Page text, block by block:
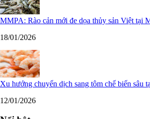
MMPA: Rào cản mới đe dọa thủy sản Việt tại
18/01/2026
Xu hướng chuyển dịch sang tôm chế biến sâu
12/01/2026